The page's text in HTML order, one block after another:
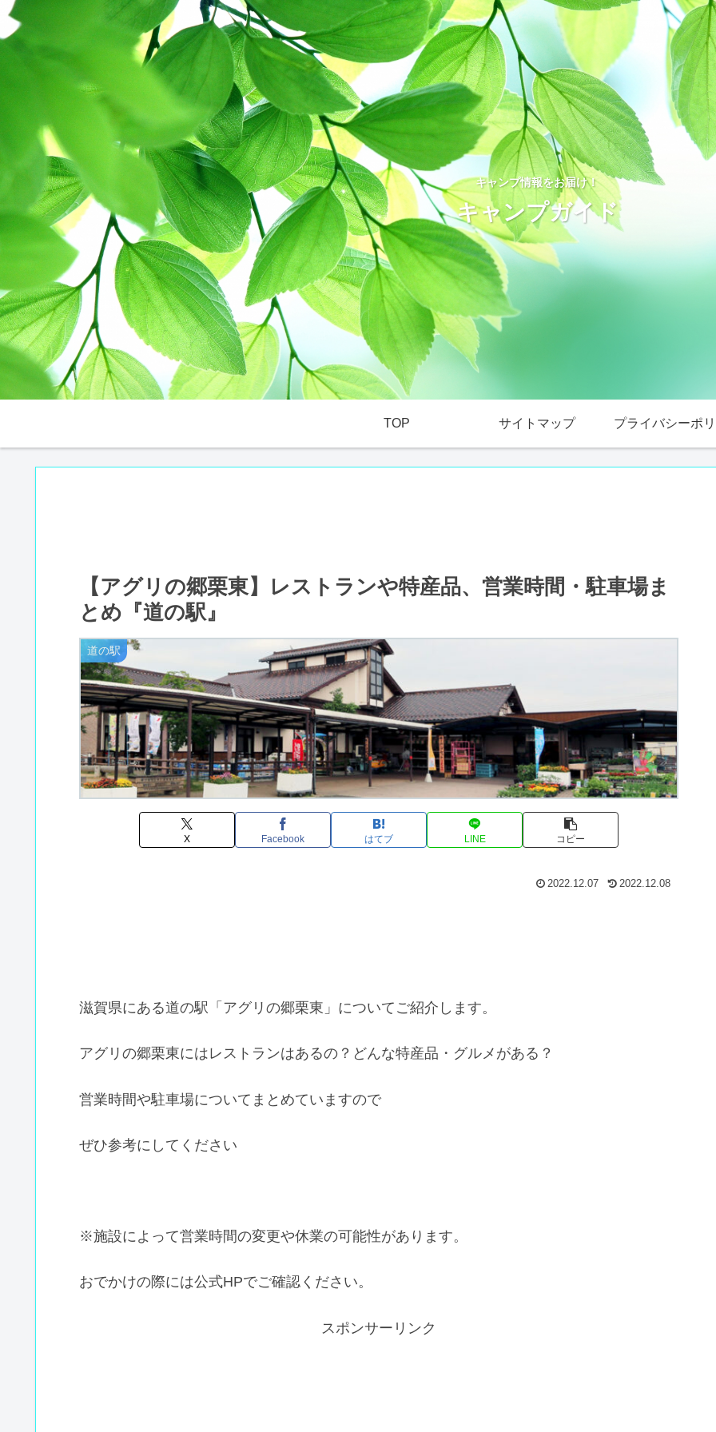
キャンプ情報をお届け！
キャンプガイド
TOP サイトマップ プライバシーポ
【アグリの郷栗東】レストランや特産品、営業時間・駐車場ま
とめ『道の駅』
道の駅
X Facebook はてブ LINE コピー
2022.12.07 2022.12.08
滋賀県にある道の駅「アグリの郷栗東」についてご紹介します。
アグリの郷栗東にはレストランはあるの？どんな特産品・グルメがある？
営業時間や駐車場についてまとめていますので
ぜひ参考にしてください
※施設によって営業時間の変更や休業の可能性があります。
おでかけの際には公式HPでご確認ください。
スポンサーリンク